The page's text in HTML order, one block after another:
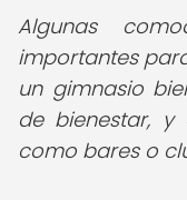
Algunas
importantes
un gimnasio
de bienestar, y
como bares o